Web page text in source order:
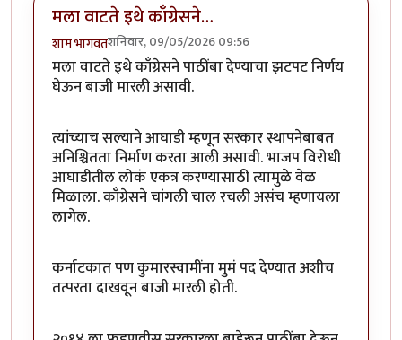
मला वाटते इथे काँग्रेसने…
शाम भागवतशनिवार, 09/05/2026 09:56
मला वाटते इथे काँग्रेसने पाठींबा देण्याचा झटपट निर्णय
घेऊन बाजी मारली असावी.
त्यांच्याच सल्याने आघाडी म्हणून सरकार स्थापनेबाबत
अनिश्चितता निर्माण करता आली असावी. भाजप विरोधी
आघाडीतील लोकं एकत्र करण्यासाठी त्यामुळे वेळ
मिळाला. काँग्रेसने चांगली चाल रचली असंच म्हणायला
लागेल.
कर्नाटकात पण कुमारस्वामींना मुमं पद देण्यात अशीच
तत्परता दाखवून बाजी मारली होती.